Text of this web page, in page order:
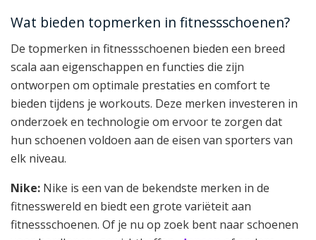
Wat bieden topmerken in fitnessschoenen?
De topmerken in fitnessschoenen bieden een breed
scala aan eigenschappen en functies die zijn
ontworpen om optimale prestaties en comfort te
bieden tijdens je workouts. Deze merken investeren in
onderzoek en technologie om ervoor te zorgen dat
hun schoenen voldoen aan de eisen van sporters van
elk niveau.
Nike: Nike is een van de bekendste merken in de
fitnesswereld en biedt een grote variëteit aan
fitnessschoenen. Of je nu op zoek bent naar schoenen